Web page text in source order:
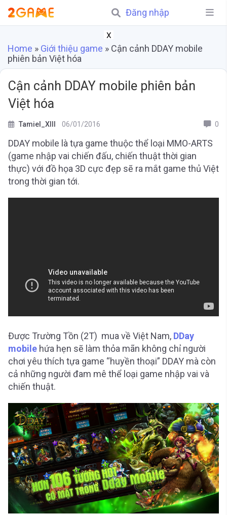
Đăng nhập
X
Home » Giới thiệu game » Cận cảnh DDAY mobile
phiên bản Việt hóa
Cận cảnh DDAY mobile phiên bản
Việt hóa
Tamiel_XIII 06/01/2016 0
DDAY mobile là tựa game thuộc thể loại MMO-ARTS
(game nhập vai chiến đấu, chiến thuật thời gian
thực) với đồ họa 3D cực đẹp sẽ ra mắt game thủ Việt
trong thời gian tới.
Được Trường Tồn (2T) mua về Việt Nam, DDay
mobile hứa hẹn sẽ làm thỏa mãn không chỉ người
chơi yêu thích tựa game “huyền thoại” DDAY mà còn
cả những người đam mê thể loại game nhập vai và
chiến thuật.